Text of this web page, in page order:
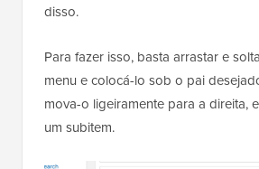
disso.
Para fazer isso, basta arrastar e
menu e colocá-lo sob o pai
mova-o ligeiramente para a direita,
um subitem.